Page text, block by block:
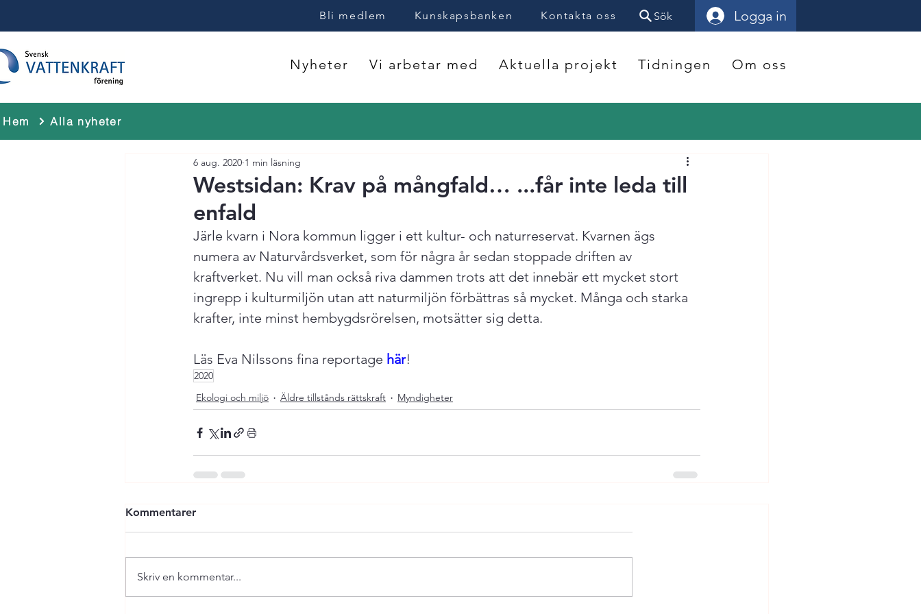
Bli medlem Kunskapsbanken Kontakta oss Sök Logga in
Nyheter Vi arbetar med Aktuella projekt Tidningen Om oss
Hem Alla nyheter
Westsidan: Krav på mångfald… ...får inte leda till
enfald
6 aug. 2020 1 min läsning
Järle kvarn i Nora kommun ligger i ett kultur- och naturreservat. Kvarnen ägs
numera av Naturvårdsverket, som för några år sedan stoppade driften av
kraftverket. Nu vill man också riva dammen trots att det innebär ett mycket stort
ingrepp i kulturmiljön utan att naturmiljön förbättras så mycket. Många och starka
krafter, inte minst hembygdsrörelsen, motsätter sig detta.
Läs Eva Nilssons fina reportage här!
2020
Ekologi och miljö
Äldre tillstånds rättskraft Myndigheter
Kommentarer
Skriv en kommentar...